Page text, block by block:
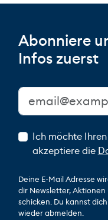
Abonniere
Infos zuerst
Ich möchte
akzeptiere die
Deine E-Mail Adresse
dir Newsletter,
schicken. Du kannst
wieder abmelden.